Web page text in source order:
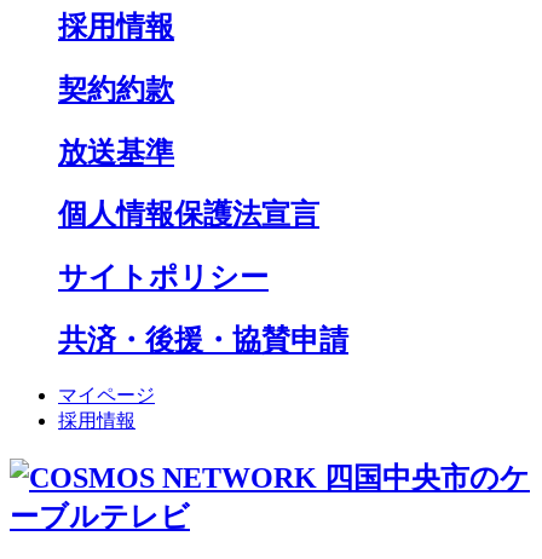
採用情報
契約約款
放送基準
個人情報保護法宣言
サイトポリシー
共済・後援・協賛申請
マイページ
採用情報